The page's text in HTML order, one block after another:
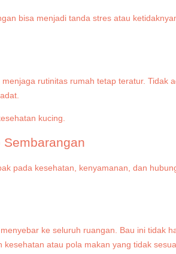
bisa menjadi tanda stres atau
rutinitas rumah tetap teratur. Tidak
pada kesehatan, kenyamanan, dan
ke seluruh ruangan. Bau ini tidak
atau pola makan yang tidak